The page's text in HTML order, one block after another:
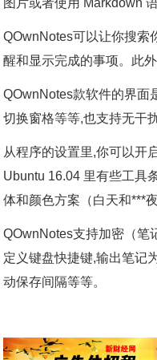
图片或者使用 Markdown 语
QOwnNotes可以让你搜索
醒和显示完成的事项。此
QOwnNotes款软件的界面
切换窗格等等,也支持无干
从程序的设置里,你可以开
Ubuntu 16.04 里有些工具
体和颜色方案（白天和***夜
QOwnNotes支持加密（笔
定义键盘快捷键,输出笔记
动保存间隔等等。